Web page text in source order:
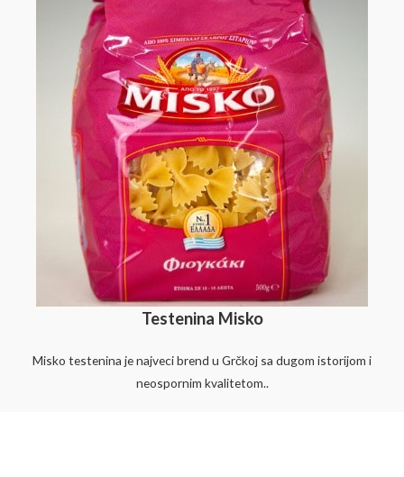
Testenina Misko
Misko testenina je najveci brend u Grčkoj sa dugom istorijom i
neospornim kvalitetom..